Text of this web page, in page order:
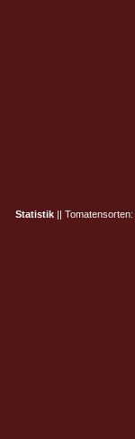
Statistik|| Tomatensorten: